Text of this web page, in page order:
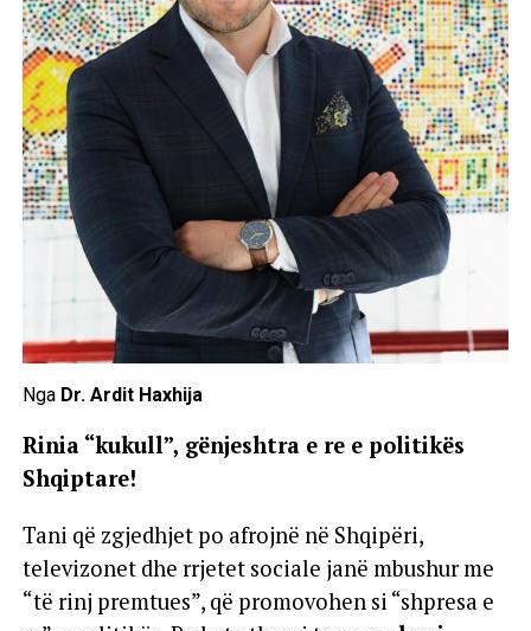
Nga Dr. Ardit Haxhija
Rinia “kukull”, gënjeshtra e re e politikës
Shqiptare!
Tani që zgjedhjet po afrojnë në Shqipëri,
televizonet dhe rrjetet sociale janë mbushur me
“të rinj premtues”, që promovohen si “shpresa e